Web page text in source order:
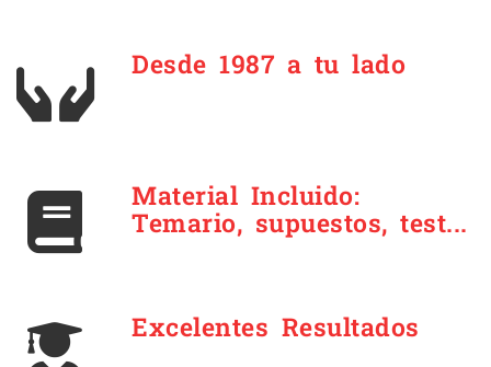
Desde 1987 a tu lado
Material Incluido:
Temario, supuestos, test...
Excelentes Resultados